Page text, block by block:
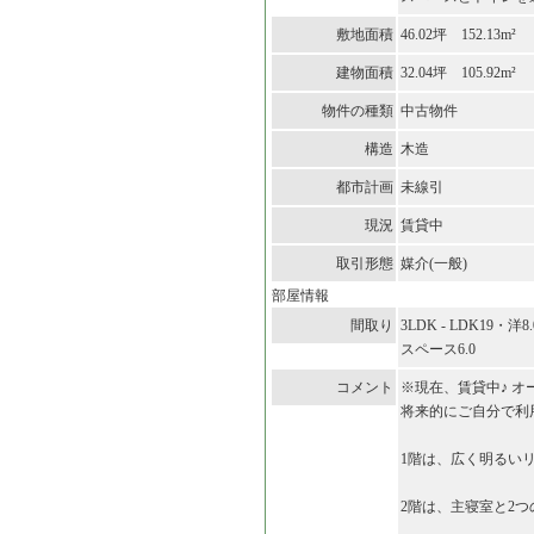
敷地面積 46.02坪 152.13m²
建物面積 32.04坪 105.92m²
物件の種類 中古物件
構造 木造
都市計画 未線引
現況 賃貸中
取引形態 媒介(一般)
部屋情報
間取り
3LDK - LDK19・洋
スペース6.0
コメント
※現在、賃貸中♪ オ
将来的にご自分で利
1階は、広く明るい
2階は、主寝室と2